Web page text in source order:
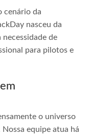
cenário da
nasceu da
de
para pilotos e
o universo
equipe atua há